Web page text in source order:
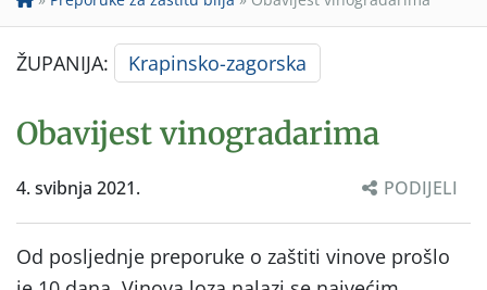
ŽUPANIJA: Krapinsko-zagorska
Obavijest vinogradarima
4. svibnja 2021. PODIJELI
Od posljednje preporuke o zaštiti vinove prošlo